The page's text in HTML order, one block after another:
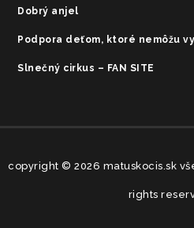
Dobrý anjel
Podpora deťom, ktoré nemôžu
Slnečný cirkus – FAN SITE
copyright © 2026 matuskocis.sk
rights